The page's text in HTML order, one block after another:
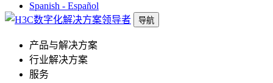
Spanish - Español
导航
产品与解决方案
行业解决方案
服务